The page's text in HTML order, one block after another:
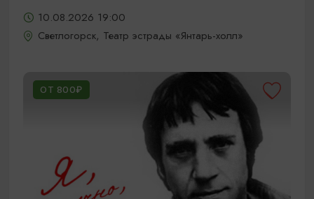
10.08.2026 19:00
Светлогорск, Театр эстрады «Янтарь-холл»
ОТ 800₽